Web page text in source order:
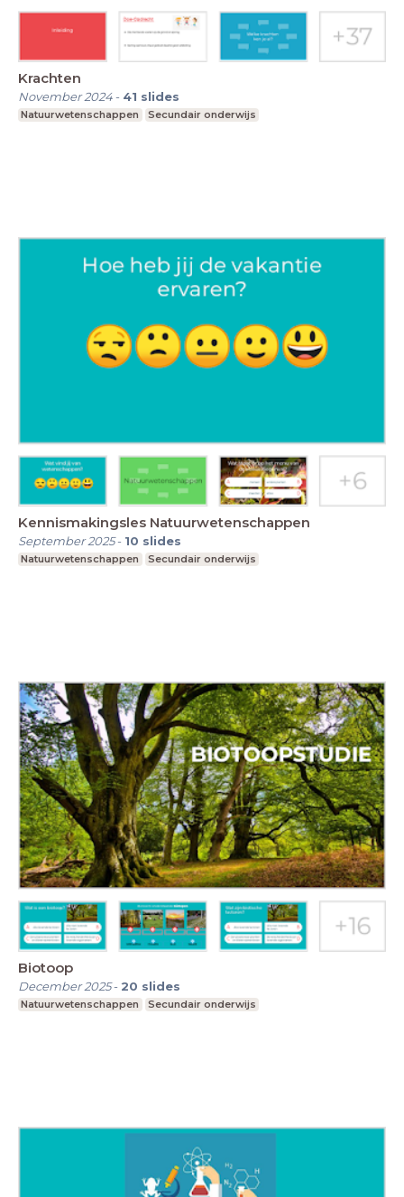
Krachten
November 2024- 41 slides
Natuurwetenschappen Secundair onderwijs
Kennismakingsles Natuurwetenschappen
September 2025- 10 slides
Natuurwetenschappen Secundair onderwijs
Biotoop
December 2025- 20 slides
Natuurwetenschappen Secundair onderwijs